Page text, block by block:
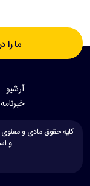
ما را
آرشیو
‫خبرنامه‬
کلیه حقوق مادی و
و